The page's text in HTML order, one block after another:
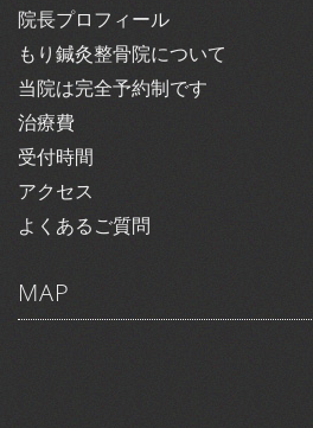
院長プロフィール
もり鍼灸整骨院について
当院は完全予約制です
治療費
受付時間
アクセス
よくあるご質問
MAP